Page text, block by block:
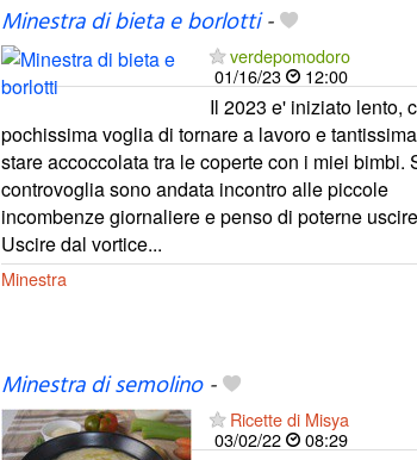
Minestra di bieta e borlotti-
verdepomodoro
01/16/23
12:00
Il 2023 e' iniziato lento,
pochissima voglia di tornare a lavoro e
stare accoccolata tra le coperte con i miei bimbi.
controvoglia sono andata incontro alle piccole
incombenze giornaliere e penso di poterne
Uscire dal vortice...
Minestra
Minestra di semolino-
Ricette di Misya
03/02/22
08:29